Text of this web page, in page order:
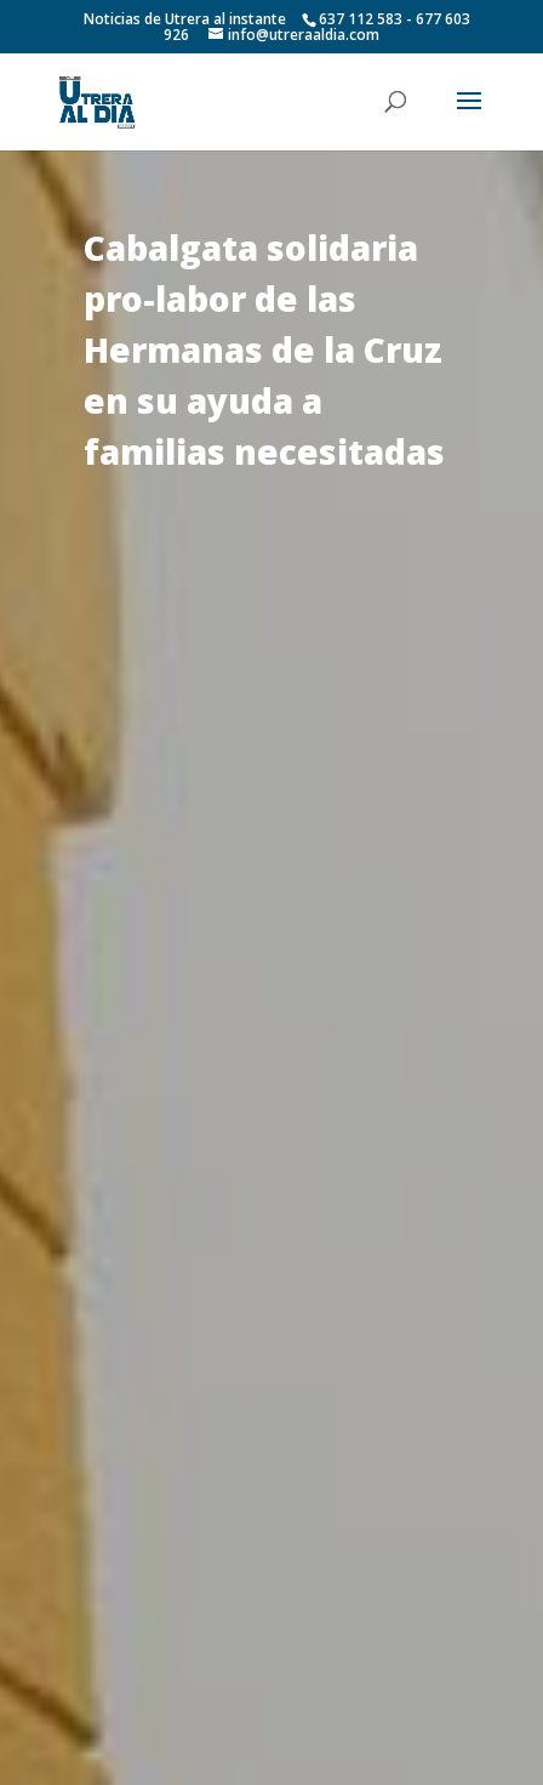
Noticias de Utrera al instante 637 112 583 - 677 603
926 info@utreraaldia.com
Cabalgata solidaria
pro-labor de las
Hermanas de la Cruz
en su ayuda a
familias necesitadas